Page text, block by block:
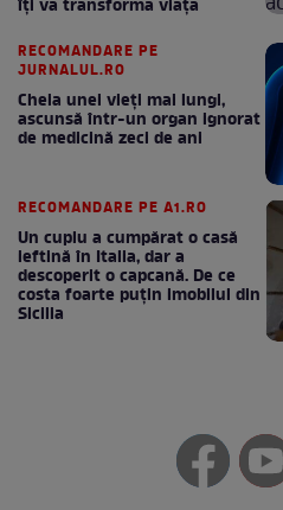
îți va transforma viața
RECOMANDARE PE
JURNALUL.RO
Cheia unei vieți mai lungi,
ascunsă într-un organ ignorat
de medicină zeci de ani
RECOMANDARE PE A1.RO
Un cuplu a cumpărat o casă
ieftină în Italia, dar a
descoperit o capcană. De ce
costa foarte puțin imobilul din
Sicilia